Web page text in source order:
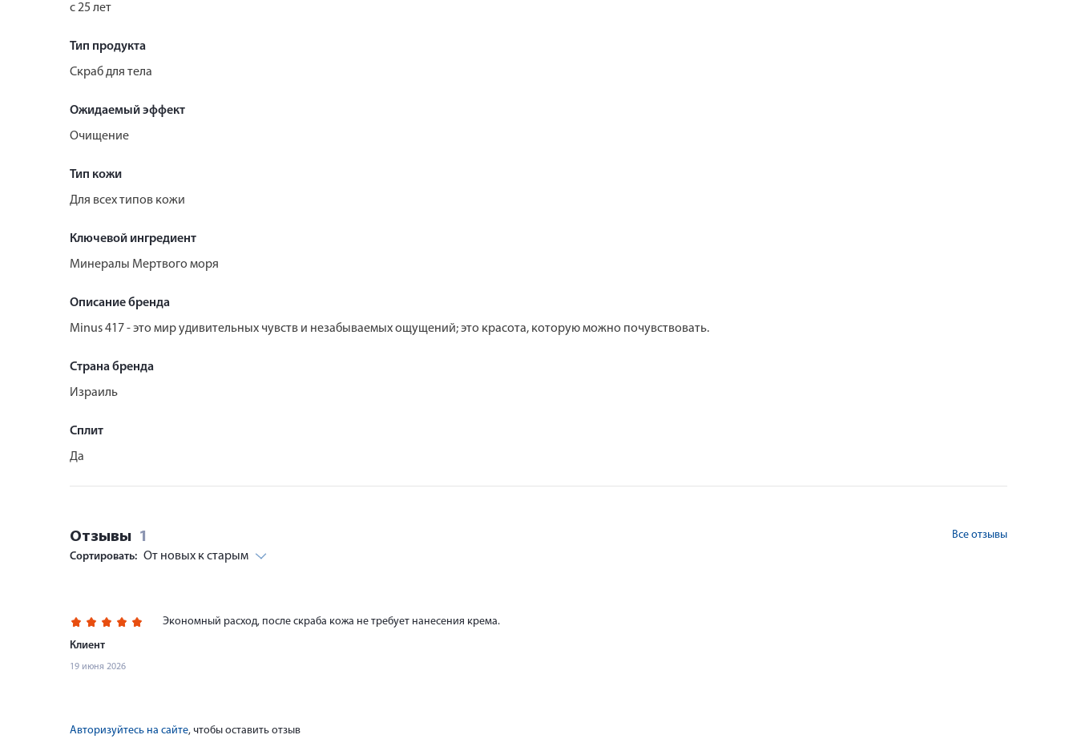
с 25 лет
Тип продукта
Скраб для тела
Ожидаемый эффект
Очищение
Тип кожи
Для всех типов кожи
Ключевой ингредиент
Минералы Мертвого моря
Описание бренда
Minus 417 - это мир удивительных чувств и незабываемых ощущений; это красота, которую можно почувствовать.
Страна бренда
Израиль
Сплит
Да
Отзывы 1
Все отзывы
Сортировать: От новых к старым
Клиент
19 июня 2026
Экономный расход, после скраба кожа не требует нанесения крема.
Авторизуйтесь на сайте, чтобы оставить отзыв